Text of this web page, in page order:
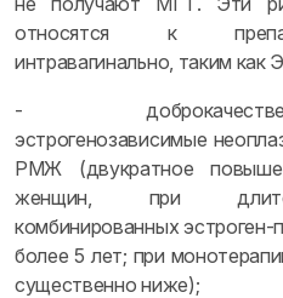
относятся к
интравагинально, таким как
-
эстрогенозависимые
РМЖ (двукратное
женщин, при
комбинированных эстроген-
более 5 лет; при
существенно ниже);